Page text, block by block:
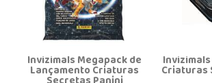
Invizimals Megapack de
Lançamento Criaturas Criaturas